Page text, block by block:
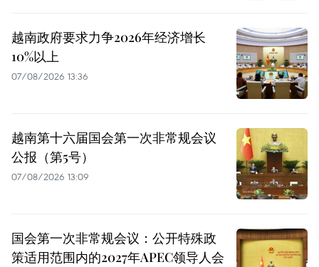
越南政府要求力争2026年经济增长
10%以上
07/08/2026 13:36
越南第十六届国会第一次非常规会议
公报（第5号）
07/08/2026 13:09
国会第一次非常规会议：公开特殊政
策适用范围内的2027年APEC领导人会